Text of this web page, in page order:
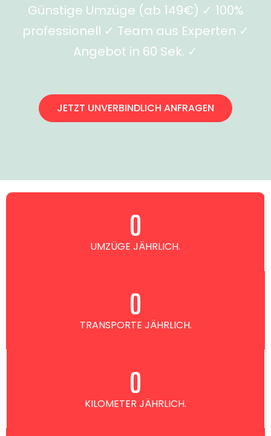
Günstige Umzüge (ab 149€) ✓ 100%
professionell ✓ Team aus Experten ✓
Angebot in 60 Sek. ✓
JETZT UNVERBINDLICH ANFRAGEN
UMZÜGE JÄHRLICH.
0
TRANSPORTE JÄHRLICH.
0
KILOMETER JÄHRLICH.
0